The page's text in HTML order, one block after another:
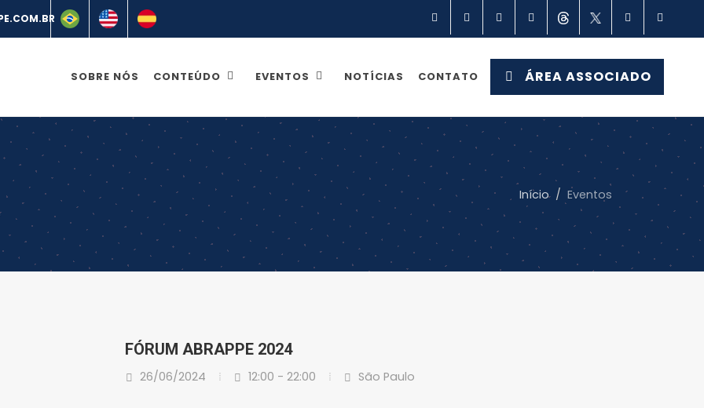
FacebookInstagramLinkedinYouTubeThreads TikTok
SOBRE NÓS CONTEÚDO EVENTOS NOTÍCIAS CONTATO ÁREA ASSOCIADO
Início Eventos
FÓRUM ABRAPPE 2024
26/06/2024 12:00 - 22:00 São Paulo